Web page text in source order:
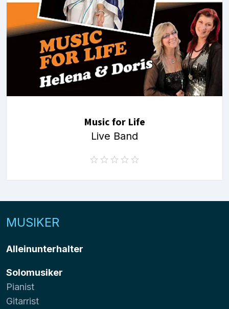
Music for Life
Live Band
MUSIKER
Alleinunterhalter
Solomusiker
Pianist
Gitarrist